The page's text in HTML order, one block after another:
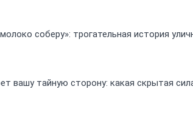
соберу»: трогательная история
вашу тайную сторону: какая скрытая